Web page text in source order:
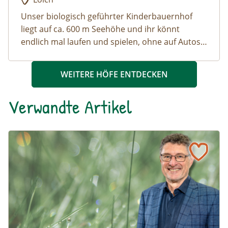
Unser biologisch geführter Kinderbauernhof
liegt auf ca. 600 m Seehöhe und ihr könnt
endlich mal laufen und spielen, ohne auf Autos
unserer Tiere oder geht sogar mit einigen von
ihnen spazieren, entspannt in einer der
hauseigenen Märchenwald.
WEITERE HÖFE ENTDECKEN
Verwandte Artikel
Naturmagazin: Mit Daten für die Vielfalt: Interview mit
Mit Daten für die Vielfalt: Interview mit Michael Jungmeier